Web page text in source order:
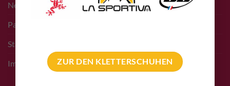
ZUR DEN KLETTERSCHUHEN
Newsletter Anmeldung
Partner bolting.eu
Standort – Adresse
Impressum